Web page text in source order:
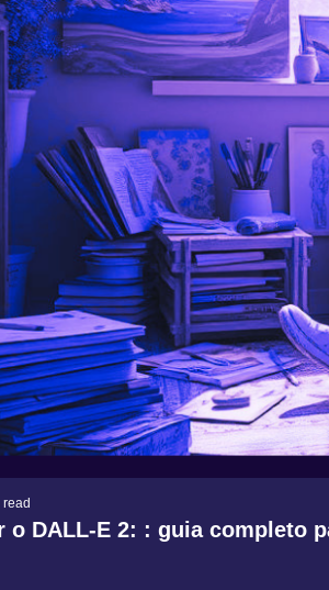
read
o DALL-E 2: : guia completo